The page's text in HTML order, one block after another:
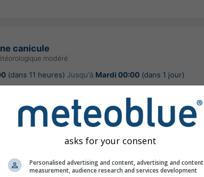
canicule
modéré
(dans 11 heures) Jusqu'à Mardi 00:00(dans 1 jour)
France
extrêmement chaud pour la saison
asks for your consent
Personalised advertising and content, advertising and content
measurement, audience research and services development